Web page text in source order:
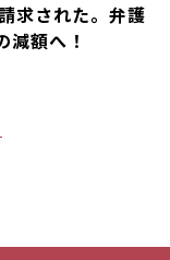
求された。弁護
額へ！